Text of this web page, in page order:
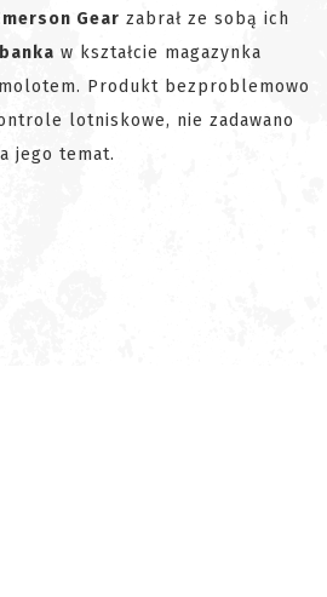
Gear zabrał ze sobą ich
w kształcie magazynka
Produkt bezproblemowo
lotniskowe, nie zadawano
jego temat.